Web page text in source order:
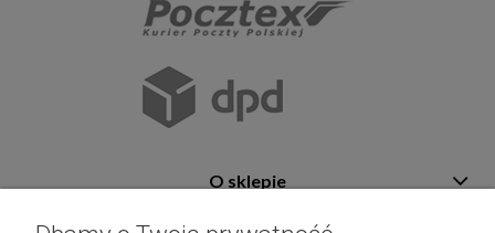
O sklepie